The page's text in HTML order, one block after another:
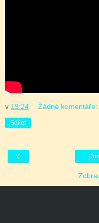
v 19:24 Žádné komentáře:
Sdílet
‹